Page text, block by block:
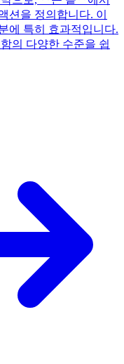
션을 정의합니다. 이
에 특히 효과적입니다.
의 다양한 수준을 쉽